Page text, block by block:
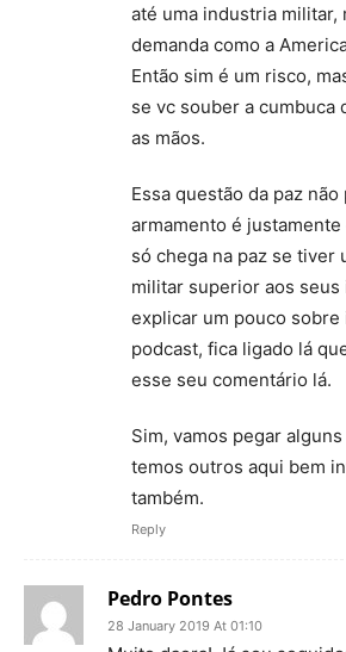
até uma industria militar,
demanda como a
Então sim é um risco,
se vc souber a cumbuca
as mãos.
Essa questão da paz
armamento é
só chega na paz se tiver
militar superior aos seus
explicar um pouco sobre
podcast, fica ligado lá
esse seu comentário lá.
Sim, vamos pegar
temos outros aqui bem
também.
Reply
Pedro Pontes
28 January 2019 At 01:10